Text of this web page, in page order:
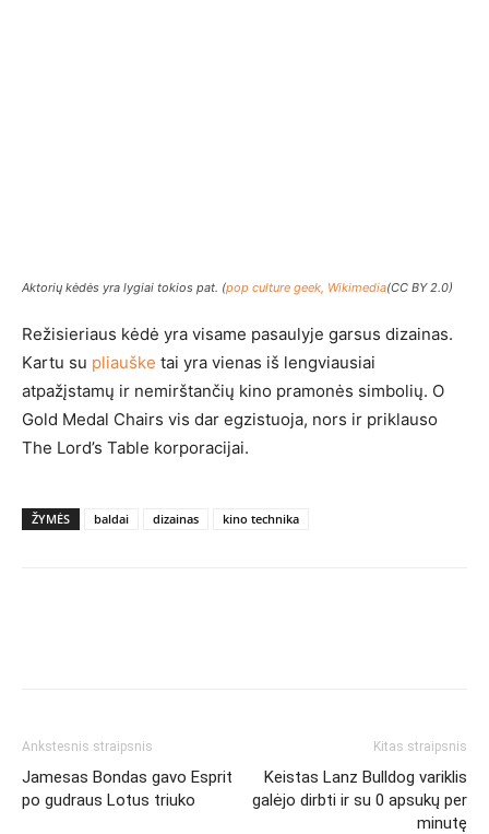
Aktorių kėdės yra lygiai tokios pat. (pop culture geek, Wikimedia(CC BY 2.0)
Režisieriaus kėdė yra visame pasaulyje garsus dizainas.
Kartu su pliauške tai yra vienas iš lengviausiai
atpažįstamų ir nemirštančių kino pramonės simbolių. O
Gold Medal Chairs vis dar egzistuoja, nors ir priklauso
The Lord’s Table korporacijai.
ŽYMĖS baldai dizainas kino technika
Ankstesnis straipsnis
Jamesas Bondas gavo Esprit
po gudraus Lotus triuko
Kitas straipsnis
Keistas Lanz Bulldog variklis
galėjo dirbti ir su 0 apsukų per
minutę